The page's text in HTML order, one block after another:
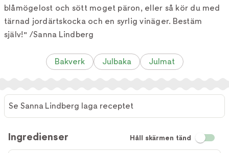
blåmögelost och sött moget päron, eller så kör du med
tärnad jordärtskocka och en syrlig vinäger. Bestäm
själv!" /Sanna Lindberg
Bakverk Julbaka Julmat
Se Sanna Lindberg laga receptet
Ingredienser Håll skärmen tänd